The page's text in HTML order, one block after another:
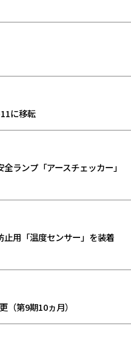
に移転
ランプ「アースチェッカー」
止用「温度センサー」を装着
（第9期10ヵ月）